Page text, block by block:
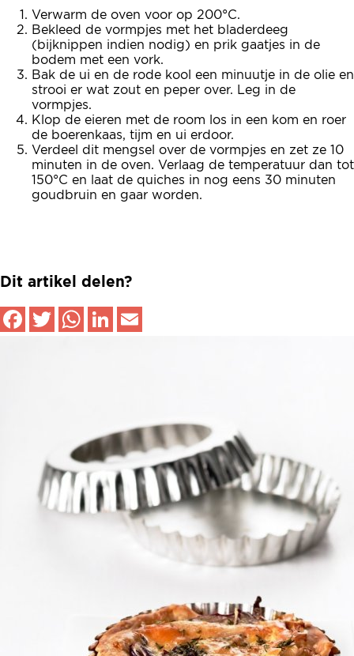
Verwarm de oven voor op 200°C.
Bekleed de vormpjes met het bladerdeeg
(bijknippen indien nodig) en prik gaatjes in de
bodem met een vork.
Bak de ui en de rode kool een minuutje in de olie en
strooi er wat zout en peper over. Leg in de
vormpjes.
Klop de eieren met de room los in een kom en roer
de boerenkaas, tijm en ui erdoor.
Verdeel dit mengsel over de vormpjes en zet ze 10
minuten in de oven. Verlaag de temperatuur dan tot
150°C en laat de quiches in nog eens 30 minuten
goudbruin en gaar worden.
Dit artikel delen?